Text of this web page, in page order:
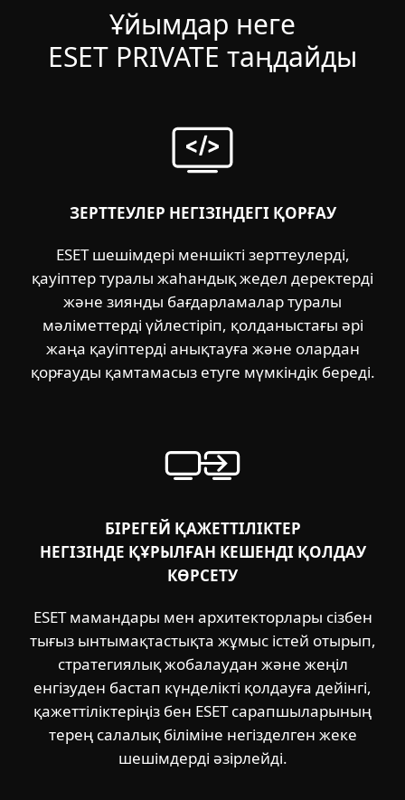
Ұйымдар неге
ESET PRIVATE таңдайды
ЗЕРТТЕУЛЕР НЕГІЗІНДЕГІ ҚОРҒАУ
ESET шешімдері меншікті зерттеулерді,
қауіптер туралы жаһандық жедел деректерді
және зиянды бағдарламалар туралы
мәліметтерді үйлестіріп, қолданыстағы әрі
жаңа қауіптерді анықтауға және олардан
қорғауды қамтамасыз етуге мүмкіндік береді.
БІРЕГЕЙ ҚАЖЕТТІЛІКТЕР
НЕГІЗІНДЕ ҚҰРЫЛҒАН КЕШЕНДІ ҚОЛДАУ
КӨРСЕТУ
ESET мамандары мен архитекторлары сізбен
тығыз ынтымақтастықта жұмыс істей отырып,
стратегиялық жобалаудан және жеңіл
енгізуден бастап күнделікті қолдауға дейінгі,
қажеттіліктеріңіз бен ESET сарапшыларының
терең салалық біліміне негізделген жеке
шешімдерді әзірлейді.